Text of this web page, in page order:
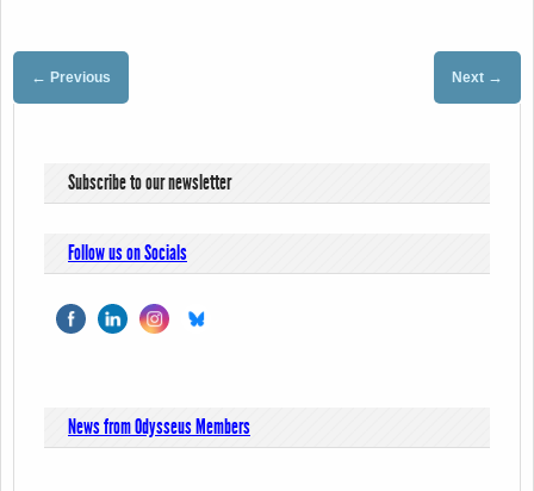
← Previous Next →
Subscribe to our newsletter
Follow us on Socials
News from Odysseus Members